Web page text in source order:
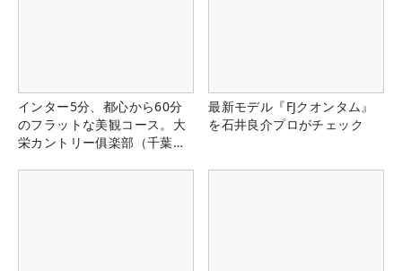
インター5分、都心から60分
のフラットな美観コース。大
栄カントリー俱楽部（千葉
最新モデル『FJクオンタム』
を石井良介プロがチェック